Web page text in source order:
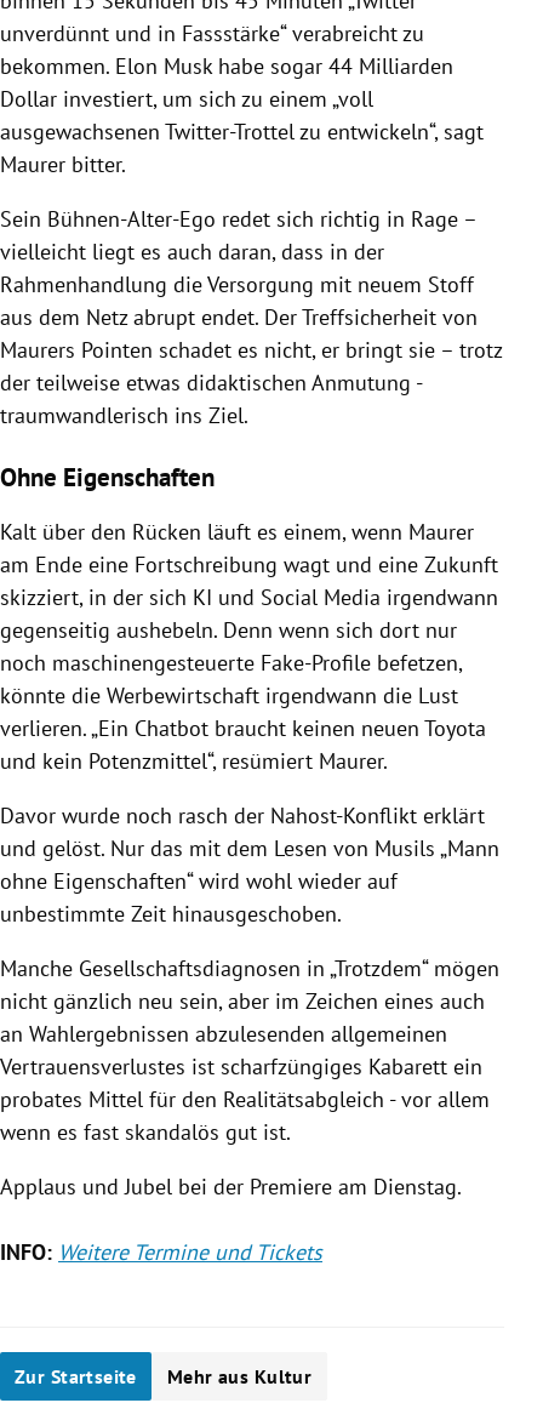
unverdünnt und in Fassstärke“ verabreicht zu
bekommen. Elon Musk habe sogar 44 Milliarden
Dollar investiert, um sich zu einem „voll
ausgewachsenen Twitter-Trottel zu entwickeln“, sagt
Maurer bitter.
Sein Bühnen-Alter-Ego redet sich richtig in Rage –
vielleicht liegt es auch daran, dass in der
Rahmenhandlung die Versorgung mit neuem Stoff
aus dem Netz abrupt endet. Der Treffsicherheit von
Maurers Pointen schadet es nicht, er bringt sie – trotz
der teilweise etwas didaktischen Anmutung -
traumwandlerisch ins Ziel.
Ohne Eigenschaften
Kalt über den Rücken läuft es einem, wenn Maurer
am Ende eine Fortschreibung wagt und eine Zukunft
skizziert, in der sich KI und Social Media irgendwann
gegenseitig aushebeln. Denn wenn sich dort nur
noch maschinengesteuerte Fake-Profile befetzen,
könnte die Werbewirtschaft irgendwann die Lust
verlieren. „Ein Chatbot braucht keinen neuen Toyota
und kein Potenzmittel“, resümiert Maurer.
Davor wurde noch rasch der Nahost-Konflikt erklärt
und gelöst. Nur das mit dem Lesen von Musils „Mann
ohne Eigenschaften“ wird wohl wieder auf
unbestimmte Zeit hinausgeschoben.
Manche Gesellschaftsdiagnosen in „Trotzdem“ mögen
nicht gänzlich neu sein, aber im Zeichen eines auch
an Wahlergebnissen abzulesenden allgemeinen
Vertrauensverlustes ist scharfzüngiges Kabarett ein
probates Mittel für den Realitätsabgleich - vor allem
wenn es fast skandalös gut ist.
Applaus und Jubel bei der Premiere am Dienstag.
INFO: Weitere Termine und Tickets
Zur Startseite Mehr aus Kultur